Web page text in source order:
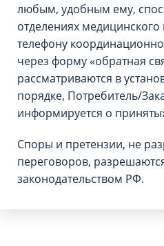
любым, удобным ему,
отделениях медицинского
телефону
через форму «обратная
рассматриваются в
порядке, Потребитель/
информируется о
Споры и претензии, не
переговоров,
законодательством РФ.